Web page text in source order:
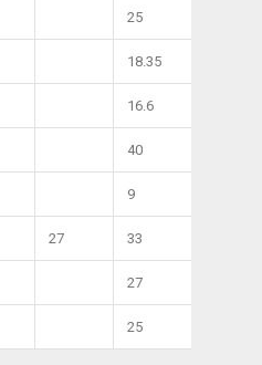
25
18.35
16.6
40
9
27 33
27
25